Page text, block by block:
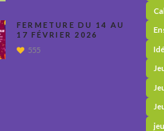
FERMETURE DU 14 AU
17 FÉVRIER 2026
555